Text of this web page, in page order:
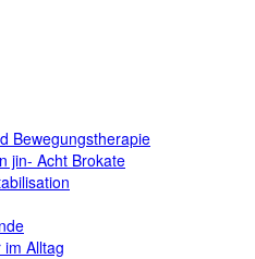
Bewegungstherapie
jin- Acht Brokate
im Alltag